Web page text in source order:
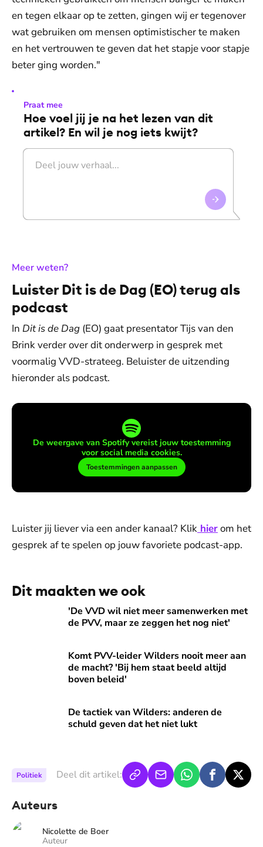
en tegen elkaar op te zetten, gingen wij er tegenover
wat gebruiken om mensen optimistischer te maken
en het vertrouwen te geven dat het stapje voor stapje
beter ging worden."
Praat mee
Hoe voel jij je na het lezen van dit
artikel? En wil je nog iets kwijt?
Meer weten?:
Luister Dit is de Dag (EO) terug als
podcast
In Dit is de Dag (EO) gaat presentator Tijs van den
Brink verder over dit onderwerp in gesprek met
voormalig VVD-strateeg. Beluister de uitzending
hieronder als podcast.
De weergave van Spotify vereist jouw toestemming
voor social media cookies.
Toestemmingen aanpassen
Luister jij liever via een ander kanaal? Klik hierom het
gesprek af te spelen op jouw favoriete podcast-app.
Dit maakten we ook
'De VVD wil niet meer samenwerken met
de PVV, maar ze zeggen het nog niet'
'De VVD wil niet meer samenwerken met de PVV, maar
Komt PVV-leider Wilders nooit meer aan
de macht? 'Bij hem staat beeld altijd
boven beleid'
Komt PVV-leider Wilders nooit meer aan de macht? 'Bij
De tactiek van Wilders: anderen de
schuld geven dat het niet lukt
De tactiek van Wilders: anderen de schuld geven dat het
Politiek Deel dit artikel:
Auteurs
Nicolette de Boer
Auteur